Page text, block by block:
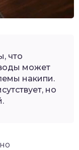
что
может
накипи.
но